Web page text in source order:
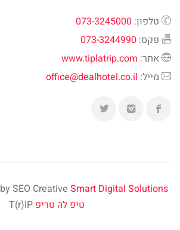
טלפון: 073-3245000
פקס: 073-3244990
אתר: www.tiplatrip.com
מייל: office@dealhotel.co.il
by SEO CreativeSmart Digital Solutions | ©
טיפ לה טריפ T(r)IP